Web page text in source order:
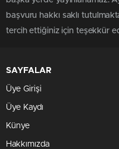
başvuru hakkı saklı
tercih ettiğiniz için teşekkür
SAYFALAR
Üye Girişi
Üye Kaydı
Künye
Hakkımızda